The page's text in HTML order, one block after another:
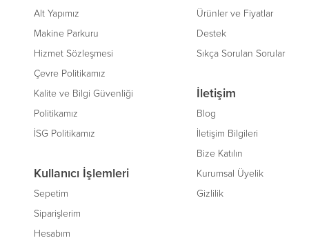
Alt Yapımız
Makine Parkuru
Hizmet Sözleşmesi
Çevre Politikamız
Kalite ve Bilgi Güvenliği
Politikamız
İSG Politikamız
Kullanıcı İşlemleri
Sepetim
Siparişlerim
Hesabım
Ürünler ve Fiyatlar
Destek
Sıkça Sorulan Sorular
İletişim
Blog
İletişim Bilgileri
Bize Katılın
Kurumsal Üyelik
Gizlilik